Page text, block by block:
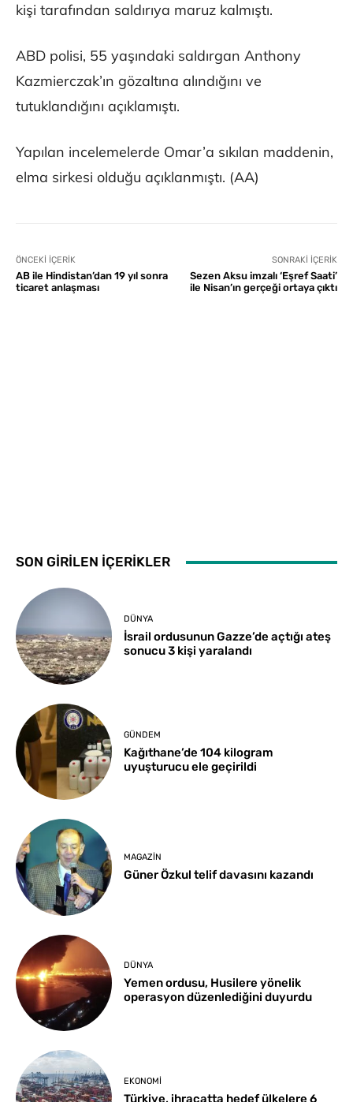
kişi tarafından saldırıya maruz kalmıştı.
ABD polisi, 55 yaşındaki saldırgan Anthony
Kazmierczak’ın gözaltına alındığını ve
tutuklandığını açıklamıştı.
Yapılan incelemelerde Omar’a sıkılan maddenin,
elma sirkesi olduğu açıklanmıştı. (AA)
ÖNCEKI İÇERIK
AB ile Hindistan’dan 19 yıl sonra
ticaret anlaşması
SONRAKI İÇERIK
Sezen Aksu imzalı ‘Eşref Saati’
ile Nisan’ın gerçeği ortaya çıktı
SON GİRİLEN İÇERİKLER
DÜNYA
İsrail ordusunun Gazze’de açtığı ateş
sonucu 3 kişi yaralandı
GÜNDEM
Kağıthane’de 104 kilogram
uyuşturucu ele geçirildi
MAGAZIN
Güner Özkul telif davasını kazandı
DÜNYA
Yemen ordusu, Husilere yönelik
operasyon düzenlediğini duyurdu
EKONOMI
Türkiye, ihracatta hedef ülkelere 6